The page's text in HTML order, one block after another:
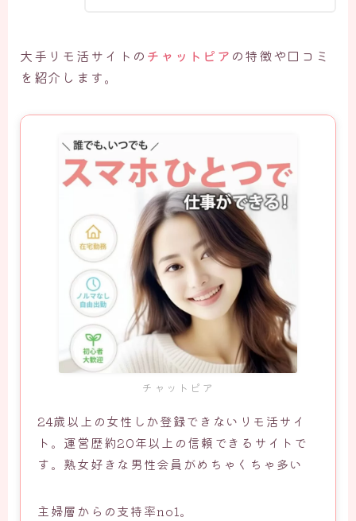
大手リモ活サイトの チャットピア の特徴や口コミ
を紹介します。
チャットピア
24歳以上の女性しか登録できないリモ活サイ
ト。運営歴約20年以上の信頼できるサイトで
す。熟女好きな男性会員がめちゃくちゃ多い
主婦層からの支持率no1。